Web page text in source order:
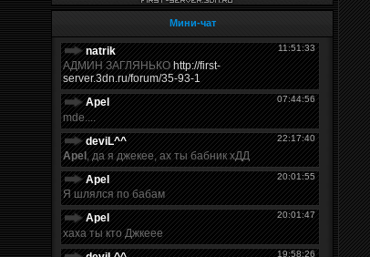
Мини-чат